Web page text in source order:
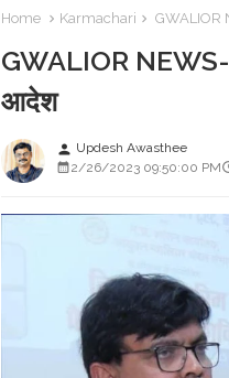
Home Karmachari GWALIOR
GWALIOR NEWS-
आदेश
person Updesh Awasthee
2/26/2023 09:50:00 PM